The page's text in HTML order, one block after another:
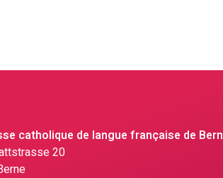
catholique de langue française de
20